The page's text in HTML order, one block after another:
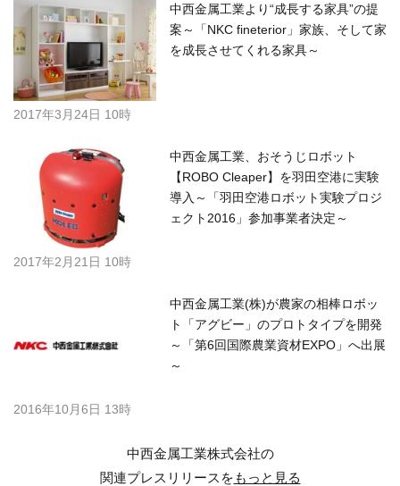
中西金属工業より“成長する家具”の提
案～「NKC fineterior」家族、そして家
を成長させてくれる家具～
2017年3月24日 10時
中西金属工業、おそうじロボット
【ROBO Cleaper】を羽田空港に実験
導入～「羽田空港ロボット実験プロジ
ェクト2016」参加事業者決定～
2017年2月21日 10時
中西金属工業(株)が農家の相棒ロボッ
ト「アグビー」のプロトタイプを開発
～「第6回国際農業資材EXPO」へ出展
～
2016年10月6日 13時
中西金属工業株式会社の
関連プレスリリースをもっと見る